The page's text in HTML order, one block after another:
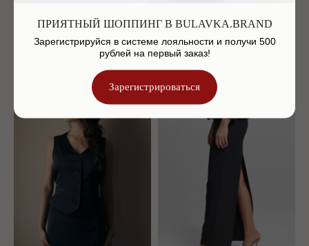
Жакет с мужского плеча Жилет в мужском стиле
9 900 р.
ПРИЯТНЫЙ ШОППИНГ В BULAVKA.BRAND
Зарегистрируйся в системе лояльности и получи 500
рублей на первый заказ!
Зарегистрироваться